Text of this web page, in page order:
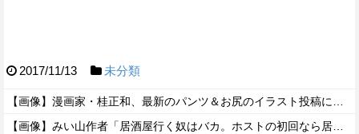
2017/11/13 未分類